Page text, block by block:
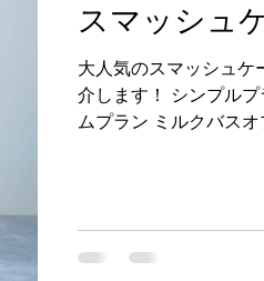
スマッシュ
大人気のスマッシュケ
介します！ シンプル
ムプラン ミルクバス